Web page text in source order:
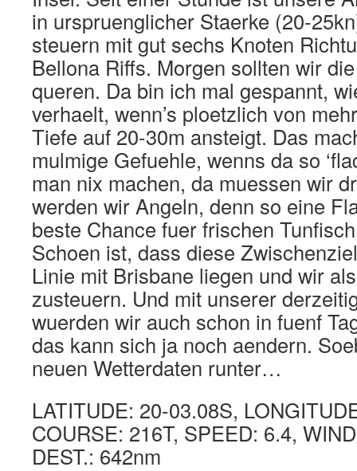
in urspruenglicher Staerke (20-
steuern mit gut sechs Knoten
Bellona Riffs. Morgen sollten wir die
queren. Da bin ich mal gespannt,
verhaelt, wenn’s ploetzlich von
Tiefe auf 20-30m ansteigt. Das
mulmige Gefuehle, wenns da so
man nix machen, da muessen wir
werden wir Angeln, denn so eine
beste Chance fuer frischen
Schoen ist, dass diese
Linie mit Brisbane liegen und wir
zusteuern. Und mit unserer
wuerden wir auch schon in fuenf
das kann sich ja noch aendern.
neuen Wetterdaten runter…
LATITUDE: 20-03.08S,
COURSE: 216T, SPEED: 6.4,
DEST.: 642nm